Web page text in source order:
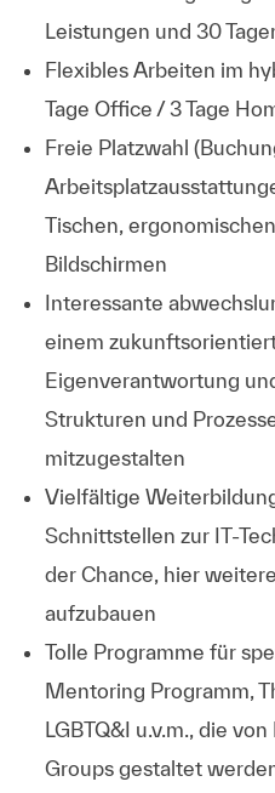
Leistungen und 30
Flexibles Arbeiten im
Tage Office / 3 Tage
Freie Platzwahl
Tischen,
Bildschirmen
Interessante
einem
Eigenverantwortung
Strukturen und
mitzugestalten
Vielfältige
Schnittstellen zur IT-
der Chance, hier
aufzubauen
Tolle Programme für
Mentoring Programm,
LGBTQ&I u.v.m., die
Groups gestaltet